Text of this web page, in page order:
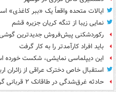
ایالات متحده واقعاً یک «ببر کاغذی»
نمایی زیبا از تنگه کریان جزیره قشم
رکوردشکنی پیش‌فروش جدیدترین
باید افراد کارآمدتر را به کار گرفت
این دیپلماسی نمایشی، شکست خورده
استقبال خاص دخترک عراقی از زائران
حادثه غرق‌شدگی در طاقانک ۲ قربانی گرفت